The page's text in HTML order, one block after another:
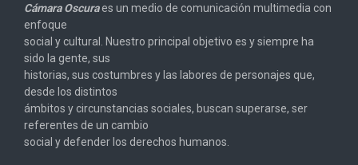
Cámara Oscuraes un medio de comunicación multimedia con
enfoque
social y cultural. Nuestro principal objetivo es y siempre ha
sido la gente, sus
historias, sus costumbres y las labores de personajes que,
desde los distintos
ámbitos y circunstancias sociales, buscan superarse, ser
referentes de un cambio
social y defender los derechos humanos.